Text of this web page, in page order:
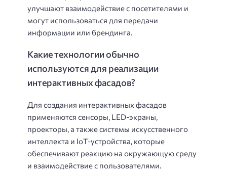
улучшают взаимодействие с посетителями и
могут использоваться для передачи
информации или брендинга.
Какие технологии обычно
используются для реализации
интерактивных фасадов?
Для создания интерактивных фасадов
применяются сенсоры, LED-экраны,
проекторы, а также системы искусственного
интеллекта и IoT-устройства, которые
обеспечивают реакцию на окружающую среду
и взаимодействие с пользователями.